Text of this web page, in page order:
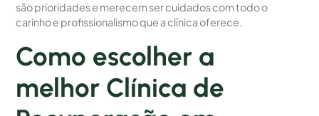
são prioridades e merecem ser cuidados com todo o
carinho e profissionalismo que a clínica oferece.
Como escolher a
melhor Clínica de